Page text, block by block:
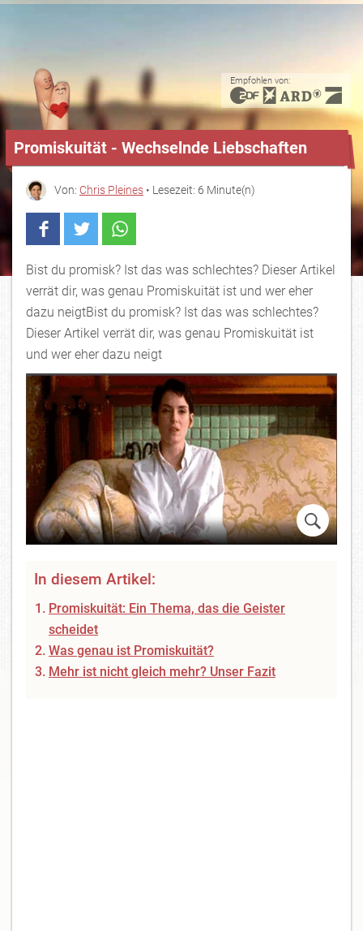
Empfohlen von:
Promiskuität - Wechselnde Liebschaften
Von: Chris Pleines • Lesezeit: 6 Minute(n)
Bist du promisk? Ist das was schlechtes? Dieser Artikel
verrät dir, was genau Promiskuität ist und wer eher
dazu neigtBist du promisk? Ist das was schlechtes?
Dieser Artikel verrät dir, was genau Promiskuität ist
und wer eher dazu neigt
In diesem Artikel:
Promiskuität: Ein Thema, das die Geister
scheidet
Was genau ist Promiskuität?
Mehr ist nicht gleich mehr? Unser Fazit